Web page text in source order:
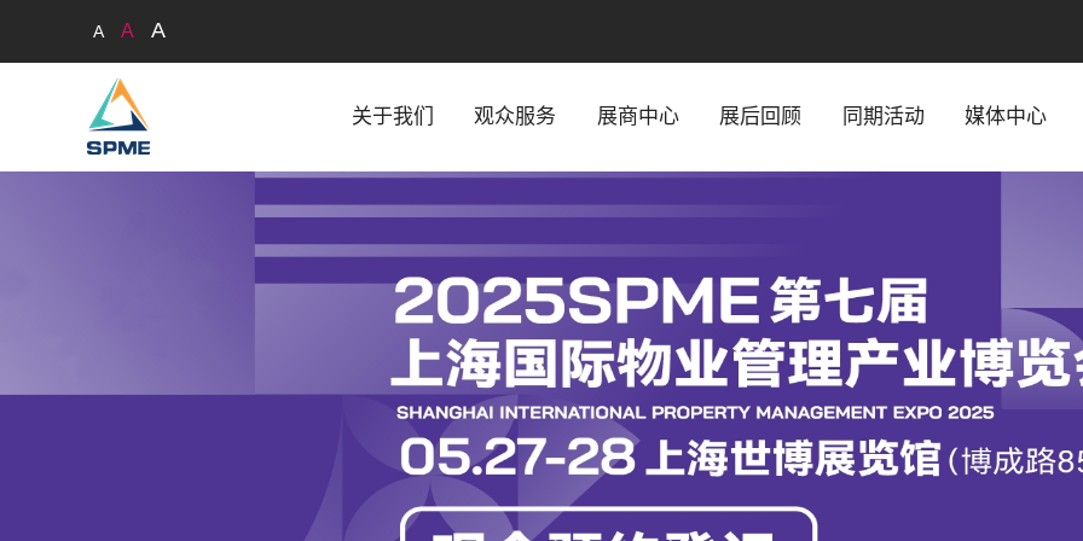
A A A
关于我们 观众服务 展商中心 展后回顾 同期活动 媒体中心